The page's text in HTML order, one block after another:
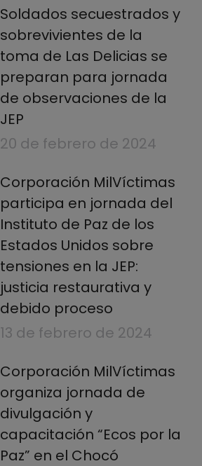
Soldados secuestrados y
sobrevivientes de la
toma de Las Delicias se
preparan para jornada
de observaciones de la
JEP
20 de febrero de 2024
Corporación MilVíctimas
participa en jornada del
Instituto de Paz de los
Estados Unidos sobre
tensiones en la JEP:
justicia restaurativa y
debido proceso
13 de febrero de 2024
Corporación MilVíctimas
organiza jornada de
divulgación y
capacitación “Ecos por la
Paz” en el Chocó